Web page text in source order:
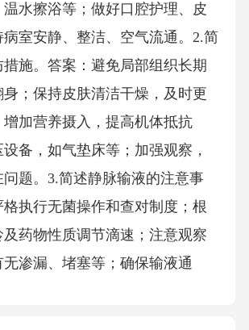
水擦浴等；做好口腔护理、皮
室安静、整洁、空气流通。2.简
施。答案：避免局部组织长期
；保持皮肤清洁干燥，及时更
加营养摄入，提高机体抵抗
备，如气垫床等；加强观察，
题。3.简述静脉输液的注意事
执行无菌操作和查对制度；根
药物性质调节滴速；注意观察
渗漏、堵塞等；确保输液通